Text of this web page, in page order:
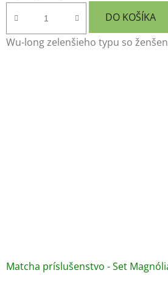
DO KOŠÍKA
Wu-long zelenšieho typu so
Matcha príslušenstvo - Set